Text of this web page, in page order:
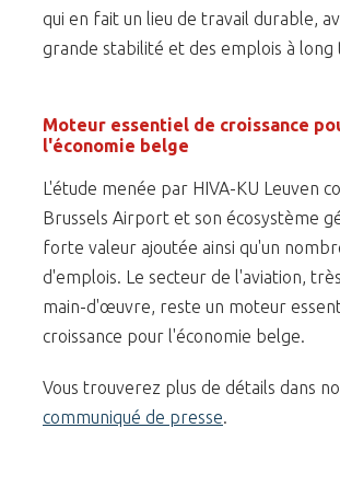
qui en fait un lieu de travail durable,
grande stabilité et des emplois à long
Moteur essentiel de croissance
l'économie belge
L'étude menée par HIVA-KU Leuven
Brussels Airport et son écosystème
forte valeur ajoutée ainsi qu'un
d'emplois. Le secteur de l'aviation,
main-d'œuvre, reste un moteur
croissance pour l'économie belge.
Vous trouverez plus de détails dans
communiqué de presse.